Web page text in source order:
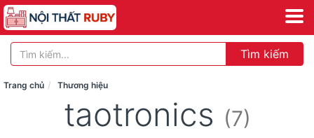
Tìm kiếm
Trang chủ Thương hiệu
taotronics (7)